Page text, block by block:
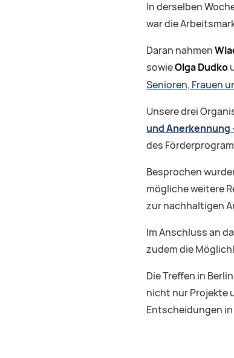
In derselben
war die
Daran nahmen
sowieOlga Dudko
Senioren, Frauen
Unsere drei
und Anerkennung
des
Besprochen
mögliche weitere
zur nachhaltigen
Im Anschluss an
zudem die
Die Treffen in
nicht nur Projekte
Entscheidungen